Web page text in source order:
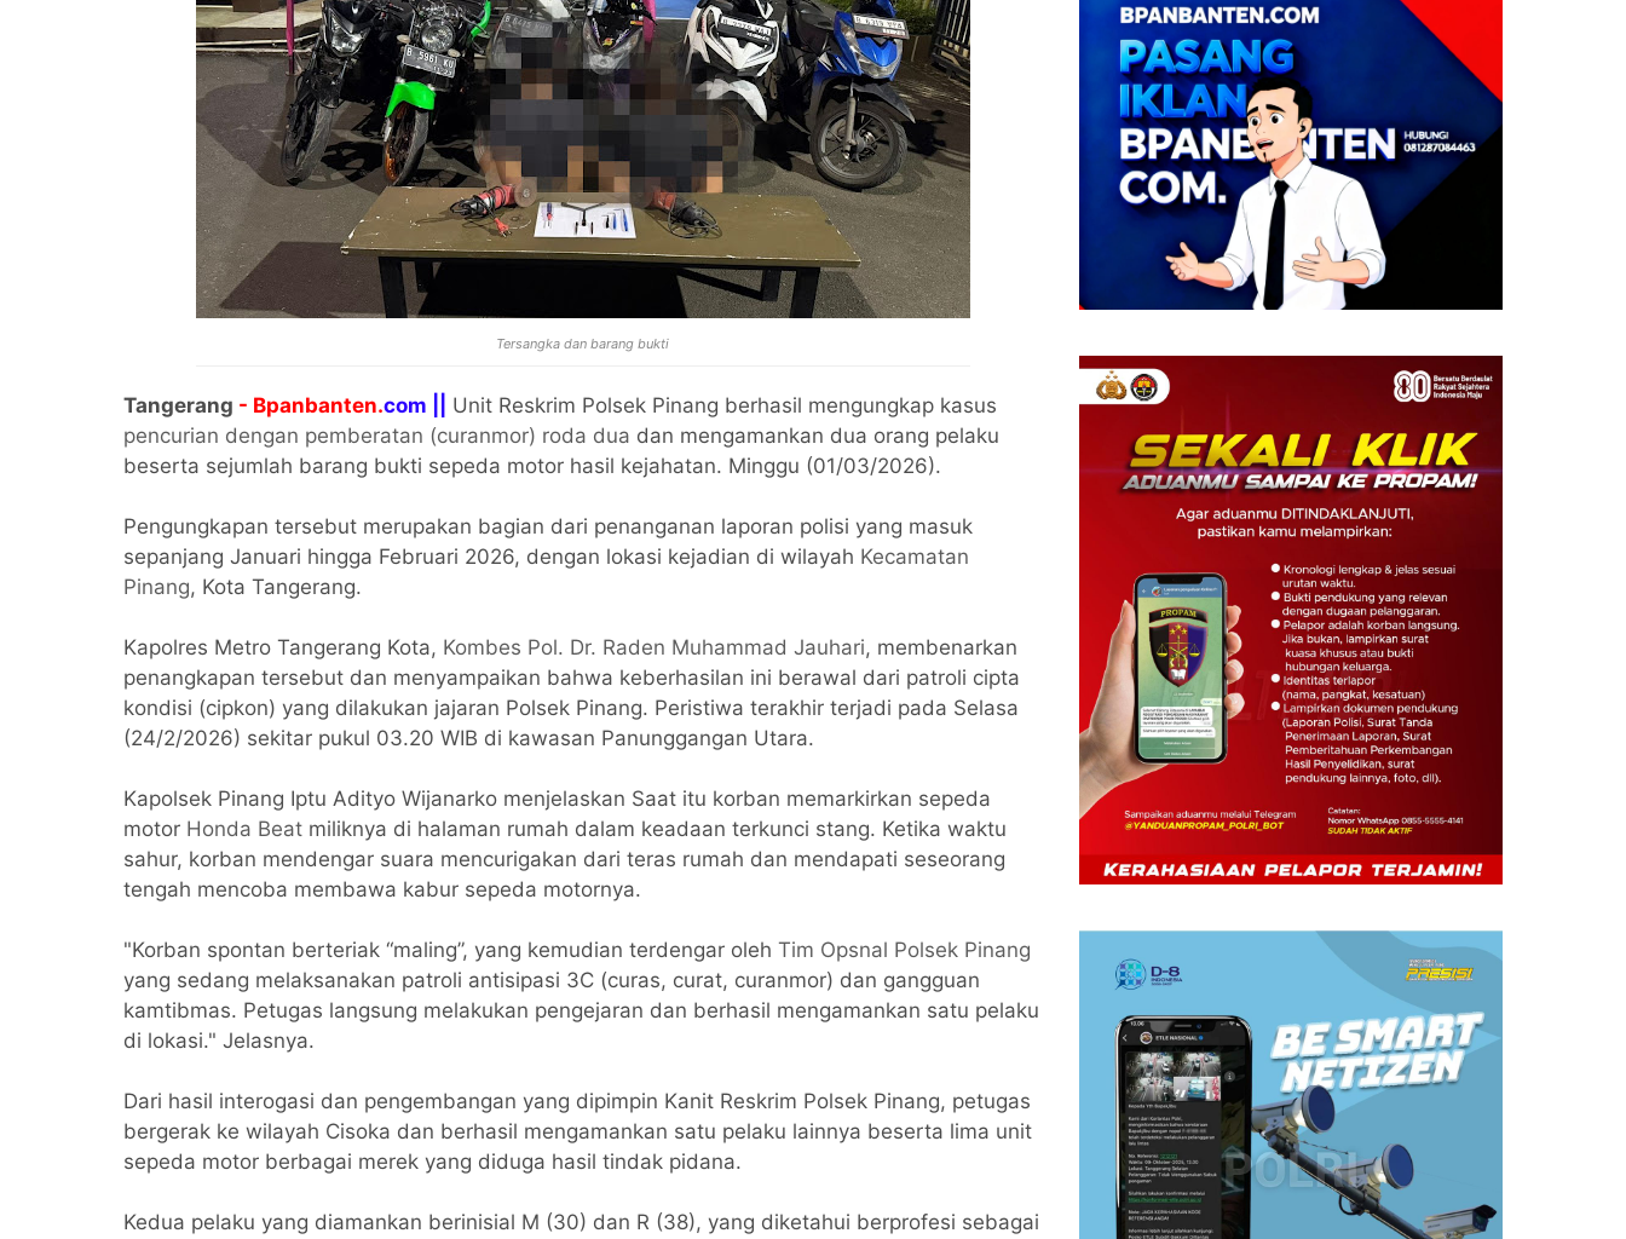
Tersangka dan barang bukti
Tangerang - Bpanbanten.com ||
Unit Reskrim Polsek Pinang berhasil mengungkap kasus
pencurian dengan pemberatan (curanmor) roda dua dan mengamankan dua orang pelaku
beserta sejumlah barang bukti sepeda motor hasil kejahatan. Minggu (01/03/2026).
Pengungkapan tersebut merupakan bagian dari penanganan laporan polisi yang masuk
sepanjang Januari hingga Februari 2026, dengan lokasi kejadian di wilayah Kecamatan
Pinang, Kota Tangerang.
Kapolres Metro Tangerang Kota, Kombes Pol. Dr. Raden Muhammad Jauhari, membenarkan
penangkapan tersebut dan menyampaikan bahwa keberhasilan ini berawal dari patroli cipta
kondisi (cipkon) yang dilakukan jajaran Polsek Pinang. Peristiwa terakhir terjadi pada Selasa
(24/2/2026) sekitar pukul 03.20 WIB di kawasan Panunggangan Utara.
Kapolsek Pinang Iptu Adityo Wijanarko menjelaskan Saat itu korban memarkirkan sepeda
motor Honda Beat miliknya di halaman rumah dalam keadaan terkunci stang. Ketika waktu
sahur, korban mendengar suara mencurigakan dari teras rumah dan mendapati seseorang
tengah mencoba membawa kabur sepeda motornya.
"Korban spontan berteriak “maling”, yang kemudian terdengar oleh Tim Opsnal Polsek Pinang
yang sedang melaksanakan patroli antisipasi 3C (curas, curat, curanmor) dan gangguan
kamtibmas. Petugas langsung melakukan pengejaran dan berhasil mengamankan satu pelaku
di lokasi." Jelasnya.
Dari hasil interogasi dan pengembangan yang dipimpin Kanit Reskrim Polsek Pinang, petugas
bergerak ke wilayah Cisoka dan berhasil mengamankan satu pelaku lainnya beserta lima unit
sepeda motor berbagai merek yang diduga hasil tindak pidana.
Kedua pelaku yang diamankan berinisial M (30) dan R (38), yang diketahui berprofesi sebagai